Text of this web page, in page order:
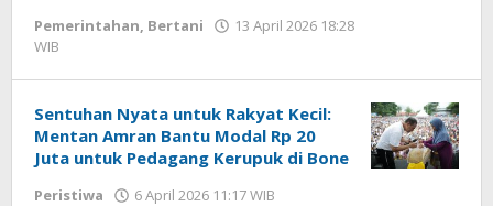
Pemerintahan, Bertani
13 April 2026 18:28
WIB
Sentuhan Nyata untuk Rakyat Kecil:
Mentan Amran Bantu Modal Rp 20
Juta untuk Pedagang Kerupuk di Bone
Peristiwa 6 April 2026 11:17 WIB